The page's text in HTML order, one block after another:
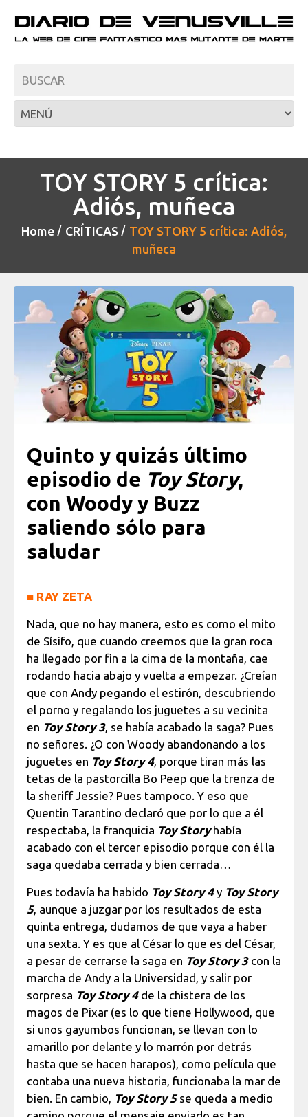
TOY STORY 5 crítica:
Adiós, muñeca
Home CRÍTICAS
TOY STORY 5 crítica: Adiós,
muñeca
Quinto y quizás último
episodio de Toy Story,
con Woody y Buzz
saliendo sólo para
saludar
■ RAY ZETA
Nada, que no hay manera, esto es como el mito
de Sísifo, que cuando creemos que la gran roca
ha llegado por fin a la cima de la montaña, cae
rodando hacia abajo y vuelta a empezar. ¿Creían
que con Andy pegando el estirón, descubriendo
el porno y regalando los juguetes a su vecinita
en Toy Story 3, se había acabado la saga? Pues
no señores. ¿O con Woody abandonando a los
juguetes en Toy Story 4, porque tiran más las
tetas de la pastorcilla Bo Peep que la trenza de
la sheriff Jessie? Pues tampoco. Y eso que
Quentin Tarantino declaró que por lo que a él
respectaba, la franquicia Toy Storyhabía
acabado con el tercer episodio porque con él la
saga quedaba cerrada y bien cerrada…
Pues todavía ha habido Toy Story 4y Toy Story
5, aunque a juzgar por los resultados de esta
quinta entrega, dudamos de que vaya a haber
una sexta. Y es que al César lo que es del César,
a pesar de cerrarse la saga en Toy Story 3con la
marcha de Andy a la Universidad, y salir por
sorpresa Toy Story 4de la chistera de los
magos de Pixar (es lo que tiene Hollywood, que
si unos gayumbos funcionan, se llevan con lo
amarillo por delante y lo marrón por detrás
hasta que se hacen harapos), como película que
contaba una nueva historia, funcionaba la mar de
bien. En cambio, Toy Story 5se queda a medio